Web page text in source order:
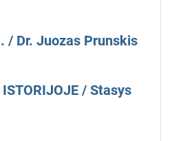
/ Dr. Juozas Prunskis
/ Stasys